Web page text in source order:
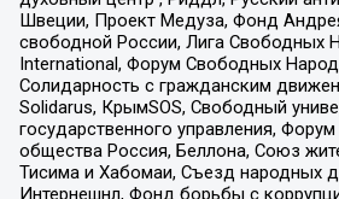
Швеции, Проект Медуза, Фонд
свободной России, Лига Свободных
International, Форум Свободных
Солидарность с гражданским
Solidarus, КрымSOS, Свободный
государственного управления,
общества Россия, Беллона, Союз
Тисима и Хабомаи, Съезд народных
Интернешнл, Фонд борьбы с